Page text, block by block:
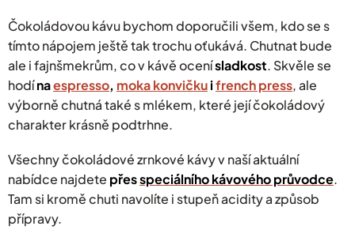
Čokoládovou kávu bychom doporučili všem, kdo se s
tímto nápojem ještě tak trochu oťukává. Chutnat bude
ale i fajnšmekrům, co v kávě ocenísladkost. Skvěle se
hodínaespresso, moka konvičkuifrench press, ale
výborně chutná také s mlékem, které její čokoládový
charakter krásně podtrhne.
Všechny čokoládové zrnkové kávy v naší aktuální
nabídce najdete přesspeciálního kávového průvodce.
Tam si kromě chuti navolíte i stupeň acidity a způsob
přípravy.